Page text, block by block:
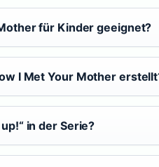
für Kinder geeignet?
I Met Your Mother
in der Serie?